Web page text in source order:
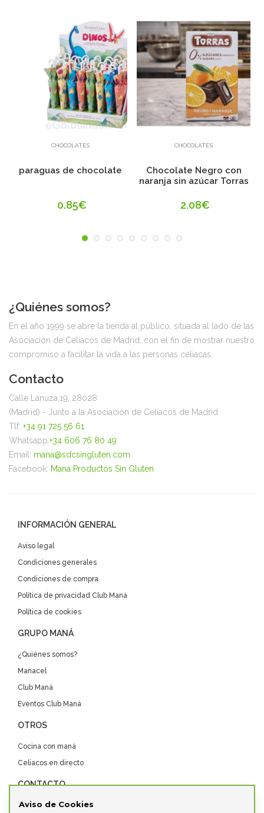
Añadir
CHOCOLATES
paraguas de chocolate
0.85€
Añadir
CHOCOLATES
Chocolate Negro con
naranja sin azúcar Torras
2.08€
¿Quiénes somos?
En el año 1999 se abre la tienda al público, situada al lado de las
Asociación de Celíacos de Madrid, con el fin de mostrar nuestro
compromiso a facilitar la vida a las personas celiacas.
Contacto
Calle Lanuza,19, 28028
(Madrid) - Junto a la Asociación de Celíacos de Madrid
Tlf: +34 91 725 56 61
Whatsapp:+34 606 76 80 49
Email: mana@sdcsingluten.com
Facebook: Maná Productos Sin Gluten
INFORMACIÓN GENERAL
Aviso legal
Condiciones generales
Condiciones de compra
Política de privacidad Club Maná
Política de cookies
GRUPO MANÁ
¿Quiénes somos?
Manacel
Club Maná
Eventos Club Maná
OTROS
Cocina con maná
Celiacos en directo
CONTACTO
Contacta con nosotros
Aviso de Cookies